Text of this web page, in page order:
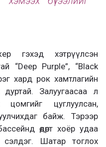
гэхэд хэтрүүлсэн
“Deep Purple”, “Black
хард рок хамтлагийн
Залуугаасаа л
цуглуулсан,
байж. Тэрээр
өдөрт хоёр удаа
Шатар тоглох